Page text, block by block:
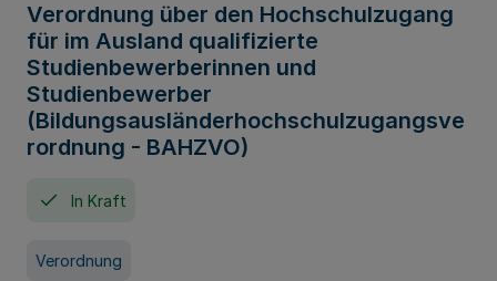
Verordnung über den Hochschulzugang
für im Ausland qualifizierte
Studienbewerberinnen und
Studienbewerber
(Bildungsausländerhochschulzugangsve
rordnung - BAHZVO)
In Kraft
Verordnung